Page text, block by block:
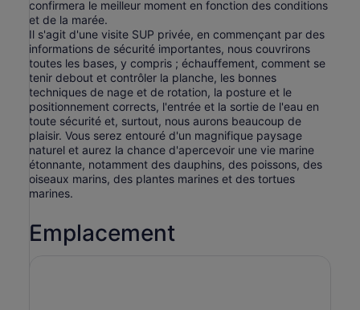
confirmera le meilleur moment en fonction des conditions
et de la marée.
Il s'agit d'une visite SUP privée, en commençant par des
informations de sécurité importantes, nous couvrirons
toutes les bases, y compris ; échauffement, comment se
tenir debout et contrôler la planche, les bonnes
techniques de nage et de rotation, la posture et le
positionnement corrects, l'entrée et la sortie de l'eau en
toute sécurité et, surtout, nous aurons beaucoup de
plaisir. Vous serez entouré d'un magnifique paysage
naturel et aurez la chance d'apercevoir une vie marine
étonnante, notamment des dauphins, des poissons, des
oiseaux marins, des plantes marines et des tortues
marines.
Emplacement